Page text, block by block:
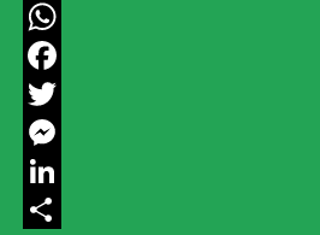
WhatsApp
Facebook
Twitter
Messenger
LinkedIn